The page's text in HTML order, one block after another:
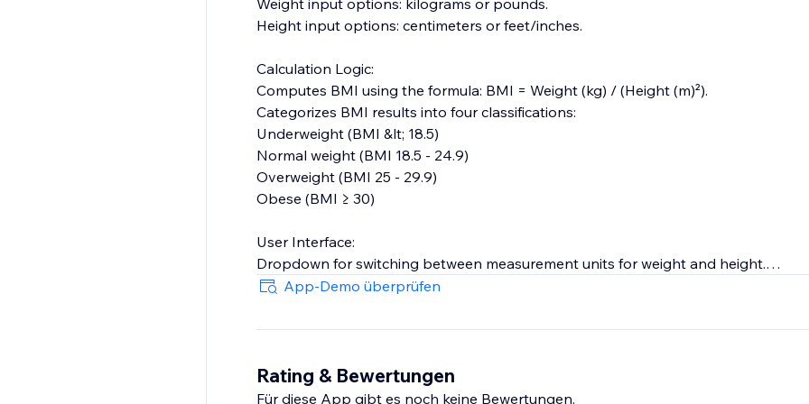
Weight input options: kilograms or pounds.
Height input options: centimeters or feet/inches.
Calculation Logic:
Computes BMI using the formula: BMI = Weight (kg) / (Height (m)²).
Categorizes BMI results into four classifications:
Underweight (BMI &lt; 18.5)
Normal weight (BMI 18.5 - 24.9)
Overweight (BMI 25 - 29.9)
Obese (BMI ≥ 30)
User Interface:
Dropdown for switching between measurement units for weight and height.
Display area for showing the calculated BMI and its category.
BMI. It
caters to users&#39; preferences with flexible input options and presents results in
App-Demo überprüfen
Rating & Bewertungen
Für diese App gibt es noch keine Bewertungen.